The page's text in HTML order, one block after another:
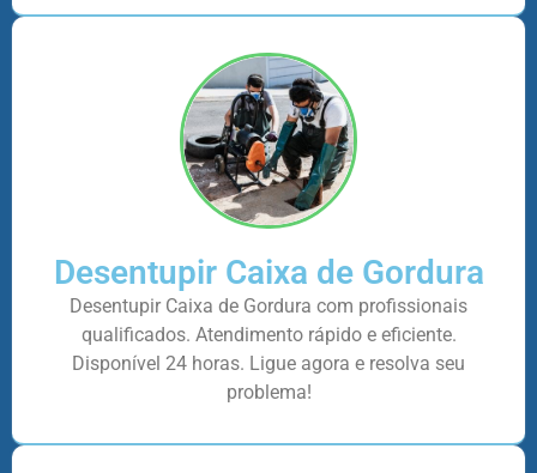
Desentupir Caixa de Gordura
Desentupir Caixa de Gordura com profissionais
qualificados. Atendimento rápido e eficiente.
Disponível 24 horas. Ligue agora e resolva seu
problema!